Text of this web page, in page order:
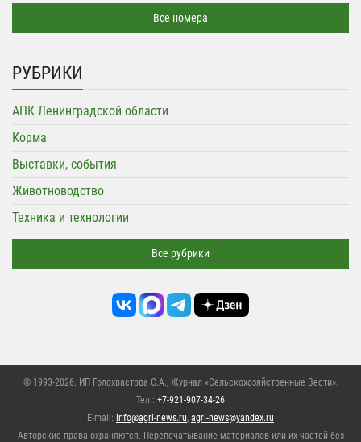
Все номера
РУБРИКИ
АПК Ленинградской области
Корма
Выставки, события
Животноводство
Техника и технологии
Все рубрики
© 1993-2026. ИП Голохвастова С.А., Журнал «Сельскохозяйственные Вести».
Тел.: +7-921-907-34-26
E-mail: info@agri-news.ru, agri-news@yandex.ru
Авторские права охраняются. Перепечатывание материалов или их частей без